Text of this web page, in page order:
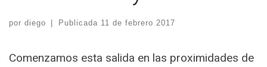
por diego Publicada 11 de febrero 2017
Comenzamos esta salida en las proximidades de